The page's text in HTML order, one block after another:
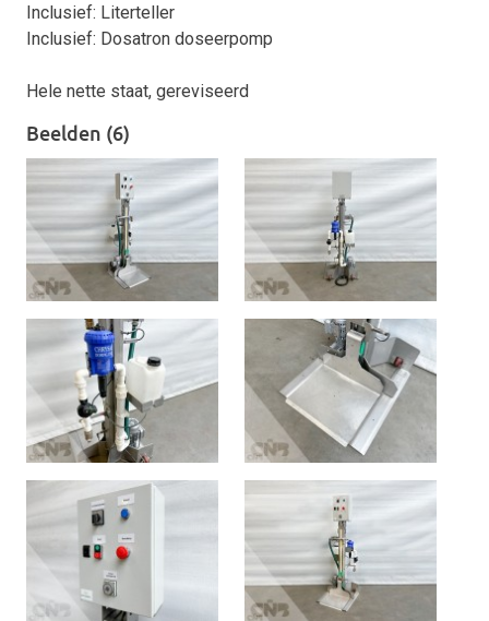
Inclusief: Literteller
Inclusief: Dosatron doseerpomp
Hele nette staat, gereviseerd
Beelden (6)